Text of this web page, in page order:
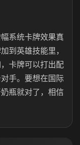
系统卡牌效果真
到英雄技能里，
卡牌可以打出配
手。要想在国际
瓶就对了，相信